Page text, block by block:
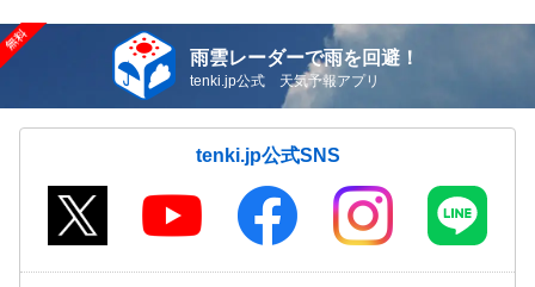
雨雲レーダーで雨を回避！
tenki.jp公式 天気予報アプリ
tenki.jp公式SNS